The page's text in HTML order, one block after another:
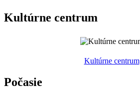
Kultúrne centrum
Kultúrne centrum
Počasie